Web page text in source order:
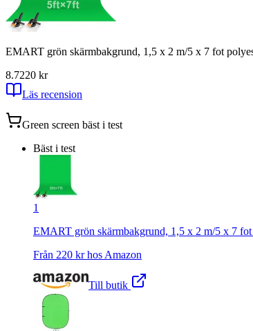
EMART grön skärmbakgrund, 1,5 x 2 m/5 x 7 fot
8.7220 kr
Läs recension
Green screen bäst i test
Bäst i test
1
EMART grön skärmbakgrund, 1,5 x 2 m/5 x 7
Från 220 kr hos Amazon
Till butik